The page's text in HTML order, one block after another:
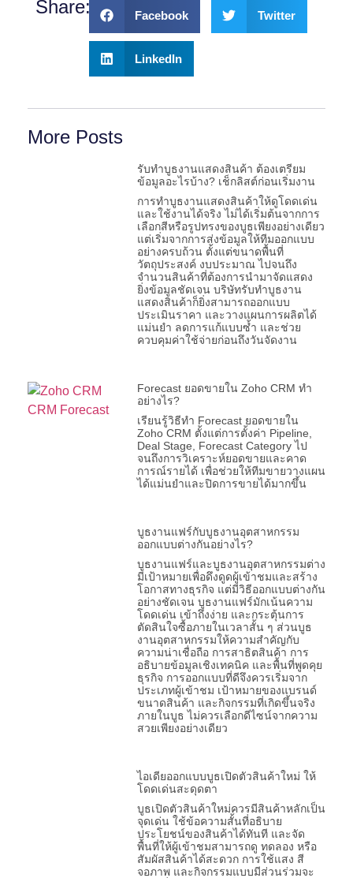
Share: Facebook Twitter
LinkedIn
More Posts
รับทำบูธงานแสดงสินค้า ต้องเตรียม
ข้อมูลอะไรบ้าง? เช็กลิสต์ก่อนเริ่มงาน
การทำบูธงานแสดงสินค้าให้ดูโดดเด่น
และใช้งานได้จริง ไม่ได้เริ่มต้นจากการ
เลือกสีหรือรูปทรงของบูธเพียงอย่างเดียว
แต่เริ่มจากการส่งข้อมูลให้ทีมออกแบบ
อย่างครบถ้วน ตั้งแต่ขนาดพื้นที่
วัตถุประสงค์ งบประมาณ ไปจนถึง
จำนวนสินค้าที่ต้องการนำมาจัดแสดง
ยิ่งข้อมูลชัดเจน บริษัทรับทำบูธงาน
แสดงสินค้าก็ยิ่งสามารถออกแบบ
ประเมินราคา และวางแผนการผลิตได้
แม่นยำ ลดการแก้แบบซ้ำ และช่วย
ควบคุมค่าใช้จ่ายก่อนถึงวันจัดงาน
Forecast ยอดขายใน Zoho CRM ทำ
อย่างไร?
เรียนรู้วิธีทำ Forecast ยอดขายใน
Zoho CRM ตั้งแต่การตั้งค่า Pipeline,
Deal Stage, Forecast Category ไป
จนถึงการวิเคราะห์ยอดขายและคาด
การณ์รายได้ เพื่อช่วยให้ทีมขายวางแผน
ได้แม่นยำและปิดการขายได้มากขึ้น
บูธงานแฟร์กับบูธงานอุตสาหกรรม
ออกแบบต่างกันอย่างไร?
บูธงานแฟร์และบูธงานอุตสาหกรรมต่าง
มีเป้าหมายเพื่อดึงดูดผู้เข้าชมและสร้าง
โอกาสทางธุรกิจ แต่มีวิธีออกแบบต่างกัน
อย่างชัดเจน บูธงานแฟร์มักเน้นความ
โดดเด่น เข้าถึงง่าย และกระตุ้นการ
ตัดสินใจซื้อภายในเวลาสั้น ๆ ส่วนบูธ
งานอุตสาหกรรมให้ความสำคัญกับ
ความน่าเชื่อถือ การสาธิตสินค้า การ
อธิบายข้อมูลเชิงเทคนิค และพื้นที่พูดคุย
ธุรกิจ การออกแบบที่ดีจึงควรเริ่มจาก
ประเภทผู้เข้าชม เป้าหมายของแบรนด์
ขนาดสินค้า และกิจกรรมที่เกิดขึ้นจริง
ภายในบูธ ไม่ควรเลือกดีไซน์จากความ
สวยเพียงอย่างเดียว
ไอเดียออกแบบบูธเปิดตัวสินค้าใหม่ ให้
โดดเด่นสะดุดตา
บูธเปิดตัวสินค้าใหม่ควรมีสินค้าหลักเป็น
จุดเด่น ใช้ข้อความสั้นที่อธิบาย
ประโยชน์ของสินค้าได้ทันที และจัด
พื้นที่ให้ผู้เข้าชมสามารถดู ทดลอง หรือ
สัมผัสสินค้าได้สะดวก การใช้แสง สี
จอภาพ และกิจกรรมแบบมีส่วนร่วมจะ